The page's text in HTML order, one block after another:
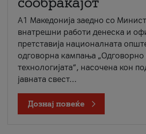
A1 Македонија заедно со
внатрешни работи денеска и
претставија националната
одговорна кампања „Одговорно
технологијата“, насочена кон
јавната свест...
Дознај повеќе